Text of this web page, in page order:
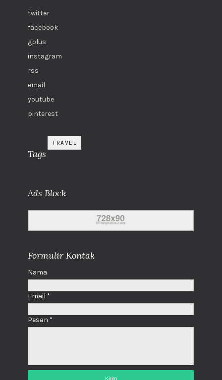
twitter
facebook
gplus
instagram
rss
email
youtube
pinterest
Tags
TRAVEL
Ads Block
Formulir Kontak
Nama
Email *
Pesan *